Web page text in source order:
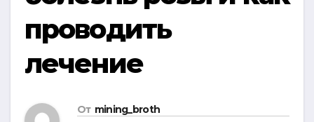
проводить
лечение
От mining_broth